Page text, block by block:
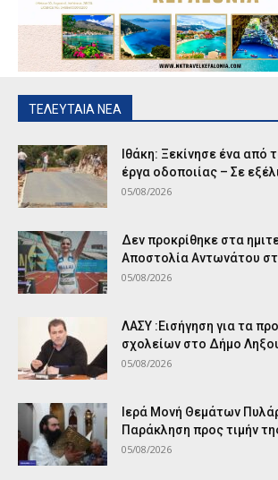
ΤΕΛΕΥΤΑΙΑ ΝΕΑ
Ιθάκη: Ξεκίνησε ένα από
έργα οδοποιίας – Σε
05/08/2026
Δεν προκρίθηκε στα
Αποστολία Αντωνάτου
05/08/2026
ΛΑΣΥ :Εισήγηση για τα
σχολείων στο Δήμο
05/08/2026
Ιερά Μονή Θεμάτων
Παράκληση προς τιμήν
05/08/2026